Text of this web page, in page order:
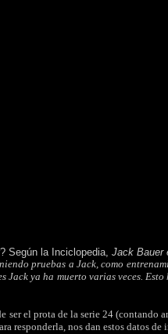
Según la Inciclopedia, Jack Bauer
pruebas a Jack, como
Jack ya ha muerto varias veces.
ser el prota de la serie 24
responderla, nos dan estos datos de